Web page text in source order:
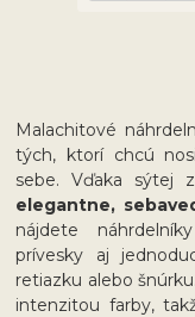
Malachitové
tých, ktorí chcú
sebe. Vďaka sýtej
elegantne,
nájdete
prívesky aj
retiazku alebo
intenzitou farby,